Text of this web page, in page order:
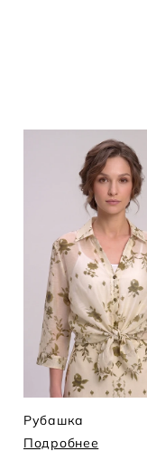
Рубашка
Подробнее